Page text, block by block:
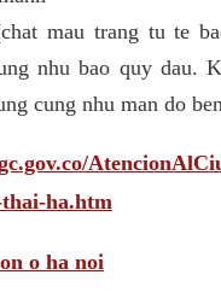
mau trang tu te
nhu bao quy dau.
cung nhu man do
ha.htm
o ha noi